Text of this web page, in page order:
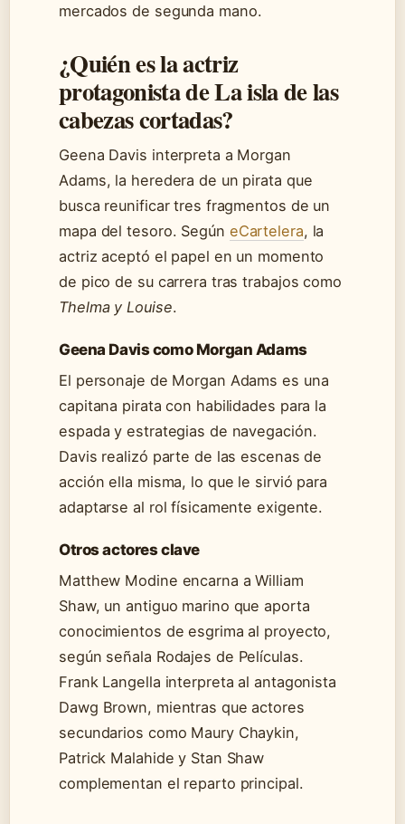
mercados de segunda mano.
¿Quién es la actriz
protagonista de La isla de las
cabezas cortadas?
Geena Davis interpreta a Morgan
Adams, la heredera de un pirata que
busca reunificar tres fragmentos de un
mapa del tesoro. Según eCartelera, la
actriz aceptó el papel en un momento
de pico de su carrera tras trabajos como
Thelma y Louise.
Geena Davis como Morgan Adams
El personaje de Morgan Adams es una
capitana pirata con habilidades para la
espada y estrategias de navegación.
Davis realizó parte de las escenas de
acción ella misma, lo que le sirvió para
adaptarse al rol físicamente exigente.
Otros actores clave
Matthew Modine encarna a William
Shaw, un antiguo marino que aporta
conocimientos de esgrima al proyecto,
según señala Rodajes de Películas.
Frank Langella interpreta al antagonista
Dawg Brown, mientras que actores
secundarios como Maury Chaykin,
Patrick Malahide y Stan Shaw
complementan el reparto principal.